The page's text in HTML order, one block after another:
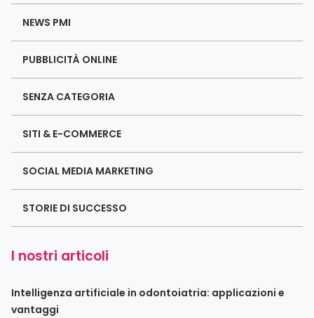
NEWS PMI
PUBBLICITÀ ONLINE
SENZA CATEGORIA
SITI & E-COMMERCE
SOCIAL MEDIA MARKETING
STORIE DI SUCCESSO
I nostri articoli
Intelligenza artificiale in odontoiatria: applicazioni e
vantaggi